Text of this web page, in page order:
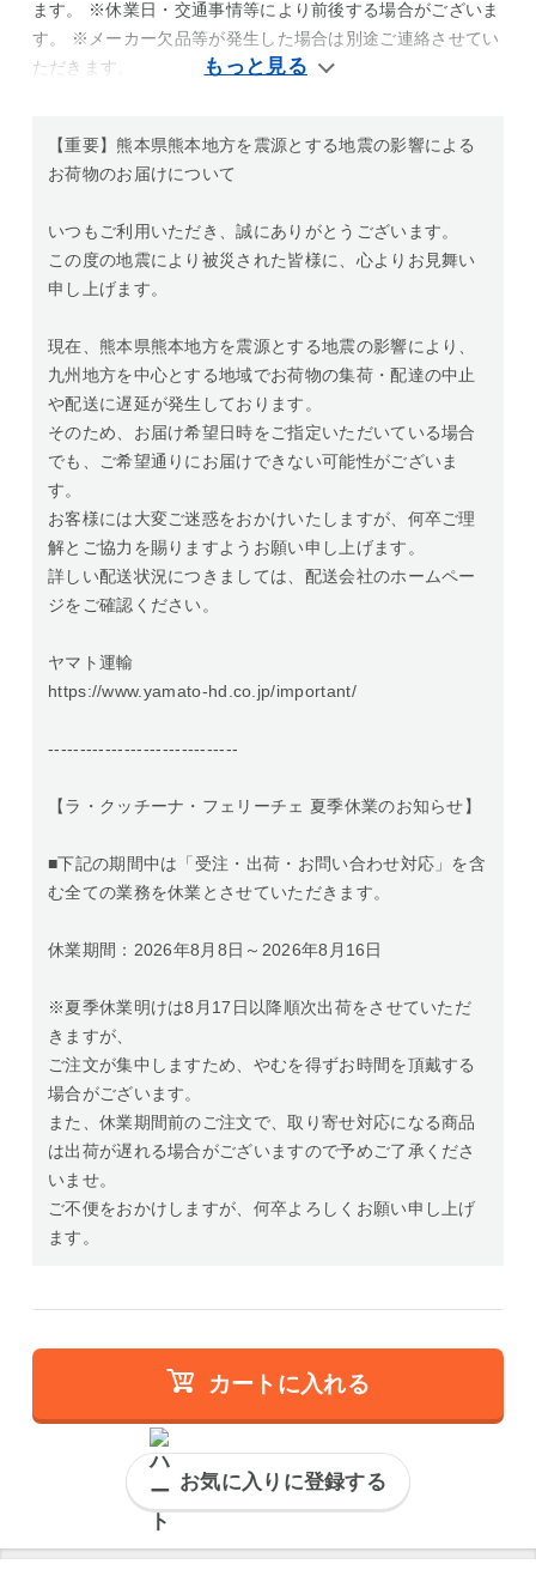
ます。 ※休業日・交通事情等により前後する場合がございま
す。 ※メーカー欠品等が発生した場合は別途ご連絡させてい
ただきます。
【重要】熊本県熊本地方を震源とする地震の影響による
お荷物のお届けについて
いつもご利用いただき、誠にありがとうございます。
この度の地震により被災された皆様に、心よりお見舞い
申し上げます。
現在、熊本県熊本地方を震源とする地震の影響により、
九州地方を中心とする地域でお荷物の集荷・配達の中止
や配送に遅延が発生しております。
そのため、お届け希望日時をご指定いただいている場合
でも、ご希望通りにお届けできない可能性がございま
す。
お客様には大変ご迷惑をおかけいたしますが、何卒ご理
解とご協力を賜りますようお願い申し上げます。
詳しい配送状況につきましては、配送会社のホームペー
ジをご確認ください。
ヤマト運輸
https://www.yamato-hd.co.jp/important/
------------------------------
【ラ・クッチーナ・フェリーチェ 夏季休業のお知らせ】
■下記の期間中は「受注・出荷・お問い合わせ対応」を含
む全ての業務を休業とさせていただきます。
休業期間：2026年8月8日～2026年8月16日
※夏季休業明けは8月17日以降順次出荷をさせていただ
きますが、
ご注文が集中しますため、やむを得ずお時間を頂戴する
場合がございます。
また、休業期間前のご注文で、取り寄せ対応になる商品
は出荷が遅れる場合がございますので予めご了承くださ
いませ。
ご不便をおかけしますが、何卒よろしくお願い申し上げ
ます。
カートに入れる
お気に入りに登録する